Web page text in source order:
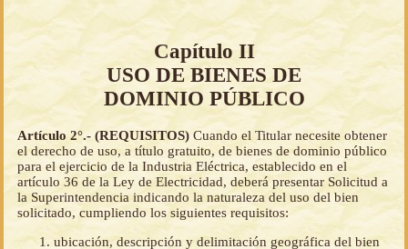
Capítulo II
USO DE BIENES DE
DOMINIO PÚBLICO
Artículo 2°.- (REQUISITOS) Cuando el Titular necesite obtener
el derecho de uso, a título gratuito, de bienes de dominio público
para el ejercicio de la Industria Eléctrica, establecido en el
artículo 36 de la Ley de Electricidad, deberá presentar Solicitud a
la Superintendencia indicando la naturaleza del uso del bien
solicitado, cumpliendo los siguientes requisitos:
ubicación, descripción y delimitación geográfica del bien